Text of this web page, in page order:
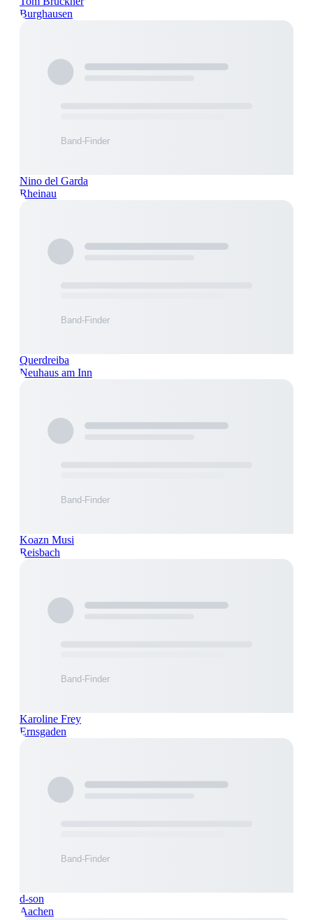
Burghausen
Nino del Garda
Rheinau
Querdreiba
Neuhaus am Inn
Koazn Musi
Reisbach
Karoline Frey
Ernsgaden
d-son
Aachen